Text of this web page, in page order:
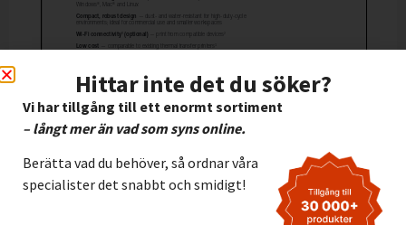
Hittar inte det du söker?
Vi har tillgång till ett enormt sortiment
– långt mer än vad som syns online.
Berätta vad du behöver, så ordnar våra
specialister det snabbt och smidigt!